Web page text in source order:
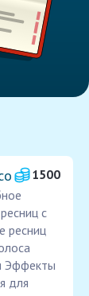
1500
с
ресниц
Эффекты
для